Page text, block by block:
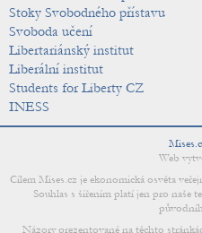
Stoky Svobodného přístavu
Svoboda učení
Libertariánský institut
Liberální institut
Students for Liberty CZ
INESS
Web
Cílem Mises.cz je ekonomická osvěta
Souhlas s šířením platí jen pro naše
Názory prezentované na těchto